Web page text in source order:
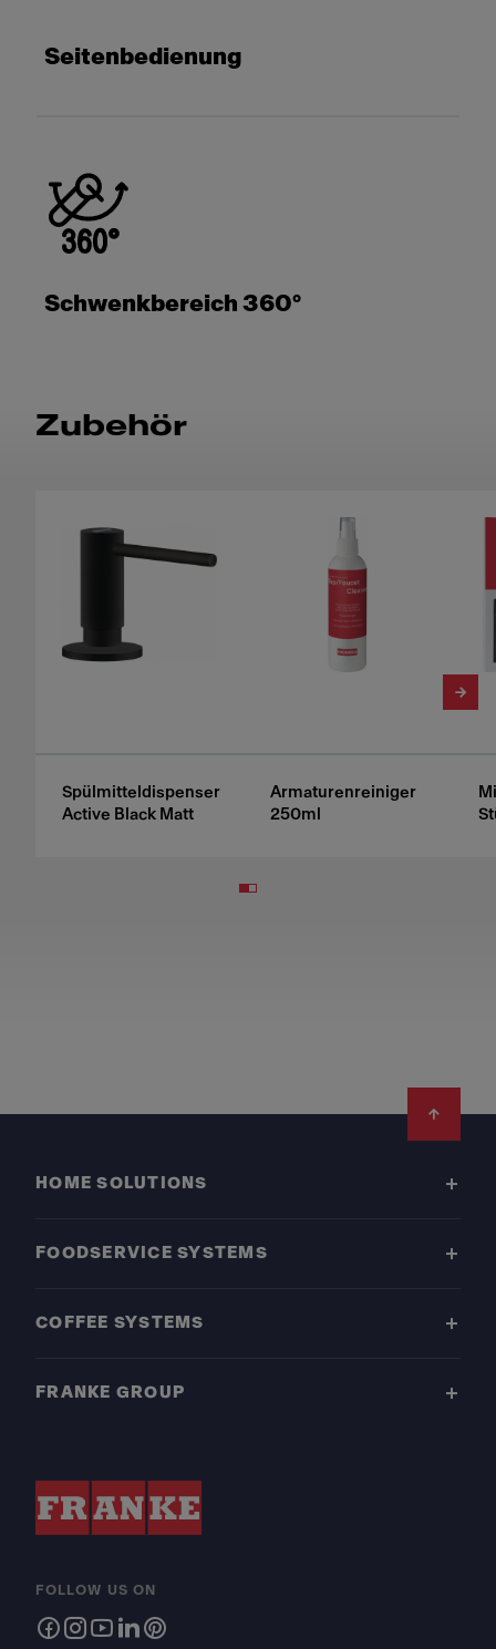
Seitenbedienung
Schwenkbereich 360°
Zubehör
Spülmitteldispenser
Active Black Matt
Armaturenreiniger
250ml
HOME SOLUTIONS
FOODSERVICE SYSTEMS
COFFEE SYSTEMS
FRANKE GROUP
FOLLOW US ON